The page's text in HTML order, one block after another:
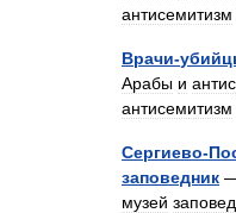
антисемитизм
Врачи-
Арабы и
антисемитизм
Сергиево-
заповедник
музей